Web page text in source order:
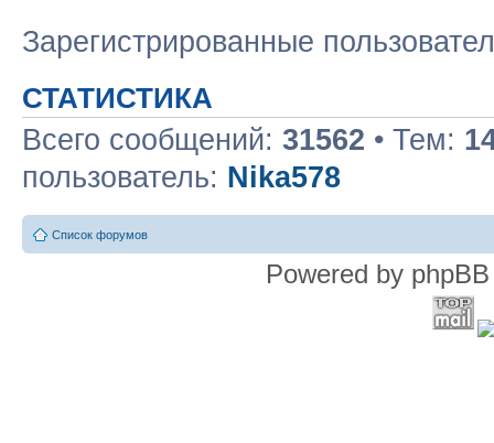
Зарегистрированные
СТАТИСТИКА
Всего сообщений: 31562 • Тем:
пользователь: Nika578
Список форумов
Powered by